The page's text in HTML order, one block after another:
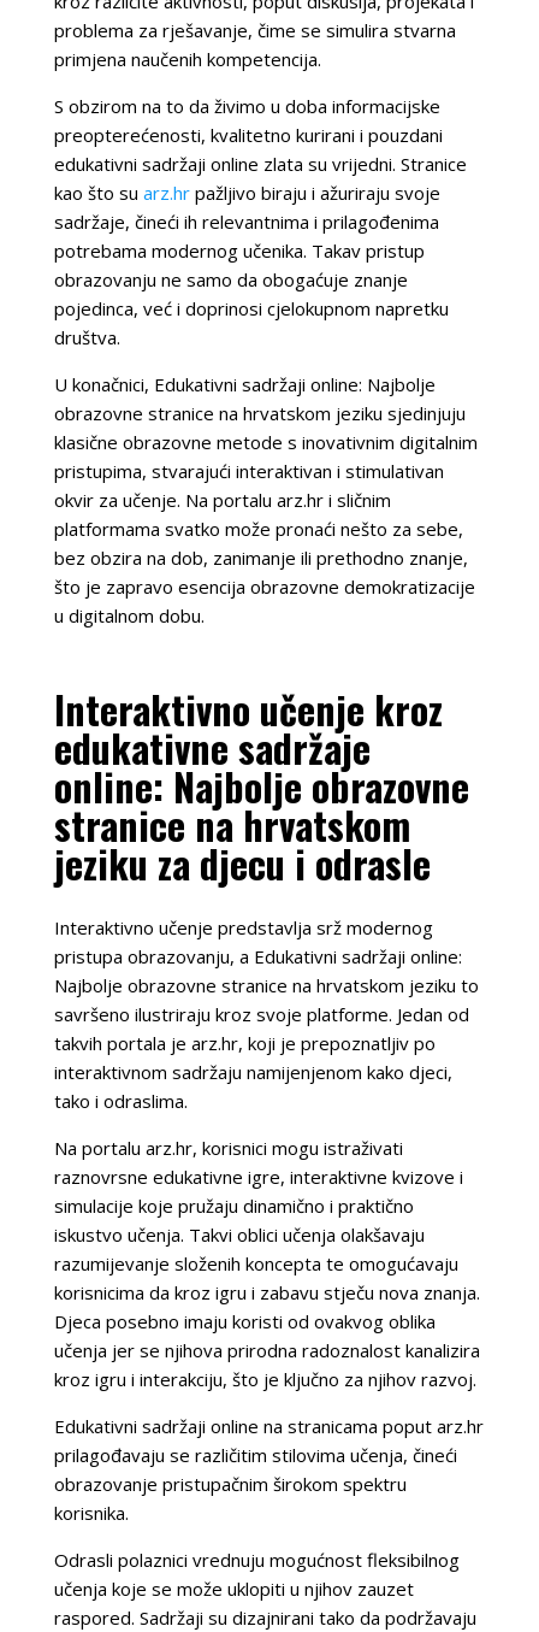
problema za rješavanje, čime se simulira stvarna
primjena naučenih kompetencija.
S obzirom na to da živimo u doba informacijske
preopterećenosti, kvalitetno kurirani i pouzdani
edukativni sadržaji online zlata su vrijedni. Stranice
kao što su arz.hrpažljivo biraju i ažuriraju svoje
sadržaje, čineći ih relevantnima i prilagođenima
potrebama modernog učenika. Takav pristup
obrazovanju ne samo da obogaćuje znanje
pojedinca, već i doprinosi cjelokupnom napretku
društva.
U konačnici, Edukativni sadržaji online: Najbolje
obrazovne stranice na hrvatskom jeziku sjedinjuju
klasične obrazovne metode s inovativnim digitalnim
pristupima, stvarajući interaktivan i stimulativan
okvir za učenje. Na portalu arz.hr i sličnim
platformama svatko može pronaći nešto za sebe,
bez obzira na dob, zanimanje ili prethodno znanje,
što je zapravo esencija obrazovne demokratizacije
u digitalnom dobu.
Interaktivno učenje kroz
edukativne sadržaje
online: Najbolje obrazovne
stranice na hrvatskom
jeziku za djecu i odrasle
Interaktivno učenje predstavlja srž modernog
pristupa obrazovanju, a Edukativni sadržaji online:
Najbolje obrazovne stranice na hrvatskom jeziku to
savršeno ilustriraju kroz svoje platforme. Jedan od
takvih portala je arz.hr, koji je prepoznatljiv po
interaktivnom sadržaju namijenjenom kako djeci,
tako i odraslima.
Na portalu arz.hr, korisnici mogu istraživati
raznovrsne edukativne igre, interaktivne kvizove i
simulacije koje pružaju dinamično i praktično
iskustvo učenja. Takvi oblici učenja olakšavaju
razumijevanje složenih koncepta te omogućavaju
korisnicima da kroz igru i zabavu stječu nova znanja.
Djeca posebno imaju koristi od ovakvog oblika
učenja jer se njihova prirodna radoznalost kanalizira
kroz igru i interakciju, što je ključno za njihov razvoj.
Edukativni sadržaji online na stranicama poput arz.hr
prilagođavaju se različitim stilovima učenja, čineći
obrazovanje pristupačnim širokom spektru
korisnika.
Odrasli polaznici vrednuju mogućnost fleksibilnog
učenja koje se može uklopiti u njihov zauzet
raspored. Sadržaji su dizajnirani tako da podržavaju